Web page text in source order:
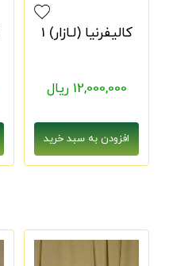
کالیفرنیا (لـازار) 1
12,000,000 ریال